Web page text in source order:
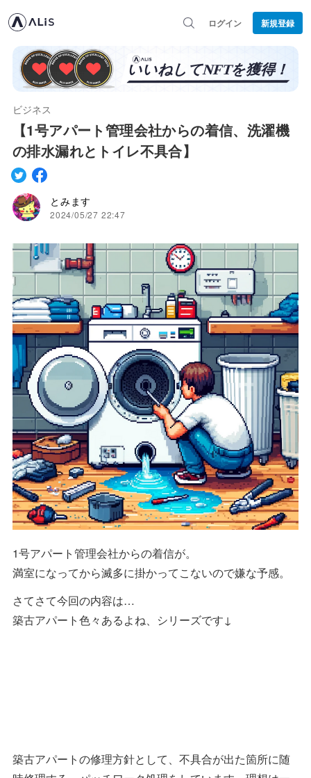
ログイン 新規登録
ビジネス
【1号アパート管理会社からの着信、洗濯機
の排水漏れとトイレ不具合】
とみます
2024/05/27 22:47
1号アパート管理会社からの着信が。
満室になってから滅多に掛かってこないので嫌な予感。
さてさて今回の内容は…
築古アパート色々あるよね、シリーズです↓
築古アパートの修理方針として、不具合が出た箇所に随